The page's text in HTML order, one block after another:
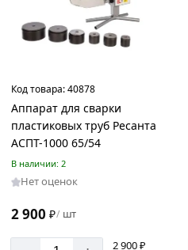
Код товара:40878
Аппарат для сварки
пластиковых труб Ресанта
АСПТ-1000 65/54
В наличии: 2
Нет оценок
2 900 ₽/ шт
2 900 ₽